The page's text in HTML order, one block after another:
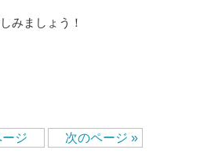
みましょう！
ージ 次のページ »